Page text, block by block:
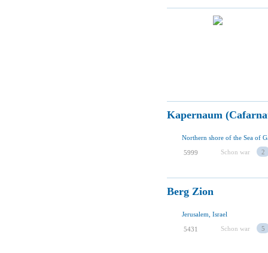
Kapernaum
Northern shore of the Sea of
5999 Schon war 2
Berg Zion
Jerusalem, Israel
5431 Schon war 5